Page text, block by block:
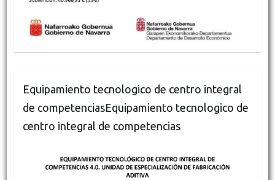
Equipamiento tecnologico de centro integral
de competenciasEquipamiento tecnologico de
centro integral de competencias